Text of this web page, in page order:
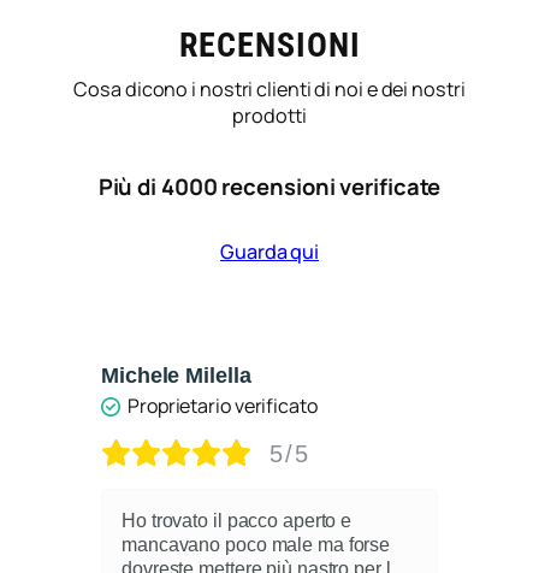
RECENSIONI
Cosa dicono i nostri clienti di noi e dei nostri
prodotti
Più di 4000 recensioni verificate
Guarda qui
Michele Milella
Proprietario verificato
5/5
Ho trovato il pacco aperto e
mancavano poco male ma forse
dovreste mettere più nastro per l